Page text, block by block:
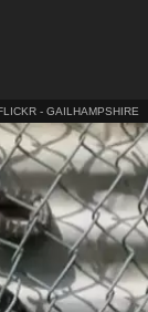
- GAILHAMPSHIRE